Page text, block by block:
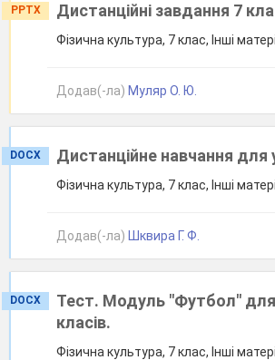
PPTX Дистанційні завдання 7
Фізична культура, 7 клас, Інші
Додав(-ла) Муляр О. Ю.
DOCX Дистанційне навчання для
Фізична культура, 7 клас, Інші
Додав(-ла) Шквира Г. Ф.
DOCX
Тест. Модуль "Футбол" для
класів.
Фізична культура, 7 клас, Інші